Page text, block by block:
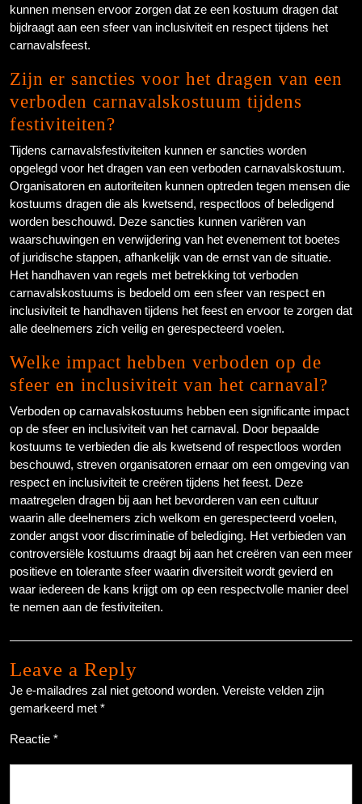
kunnen mensen ervoor zorgen dat ze een kostuum dragen dat
bijdraagt aan een sfeer van inclusiviteit en respect tijdens het
carnavalsfeest.
Zijn er sancties voor het dragen van een
verboden carnavalskostuum tijdens
festiviteiten?
Tijdens carnavalsfestiviteiten kunnen er sancties worden
opgelegd voor het dragen van een verboden carnavalskostuum.
Organisatoren en autoriteiten kunnen optreden tegen mensen die
kostuums dragen die als kwetsend, respectloos of beledigend
worden beschouwd. Deze sancties kunnen variëren van
waarschuwingen en verwijdering van het evenement tot boetes
of juridische stappen, afhankelijk van de ernst van de situatie.
Het handhaven van regels met betrekking tot verboden
carnavalskostuums is bedoeld om een sfeer van respect en
inclusiviteit te handhaven tijdens het feest en ervoor te zorgen dat
alle deelnemers zich veilig en gerespecteerd voelen.
Welke impact hebben verboden op de
sfeer en inclusiviteit van het carnaval?
Verboden op carnavalskostuums hebben een significante impact
op de sfeer en inclusiviteit van het carnaval. Door bepaalde
kostuums te verbieden die als kwetsend of respectloos worden
beschouwd, streven organisatoren ernaar om een omgeving van
respect en inclusiviteit te creëren tijdens het feest. Deze
maatregelen dragen bij aan het bevorderen van een cultuur
waarin alle deelnemers zich welkom en gerespecteerd voelen,
zonder angst voor discriminatie of belediging. Het verbieden van
controversiële kostuums draagt bij aan het creëren van een meer
positieve en tolerante sfeer waarin diversiteit wordt gevierd en
waar iedereen de kans krijgt om op een respectvolle manier deel
te nemen aan de festiviteiten.
Leave a Reply
Je e-mailadres zal niet getoond worden. Vereiste velden zijn
gemarkeerd met *
Reactie *